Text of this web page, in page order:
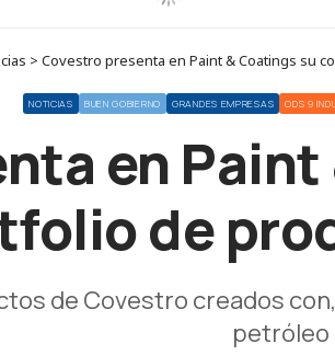
> Covestro presenta en Paint & Coatings su
NOTICIAS BUEN GOBIERNO GRANDES EMPRESAS ODS 9
en
de
de Covestro creados
petróleo